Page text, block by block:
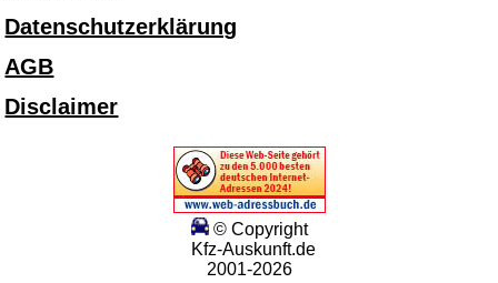
Datenschutzerklärung
AGB
Disclaimer
© Copyright
Kfz-Auskunft.de
2001-2026